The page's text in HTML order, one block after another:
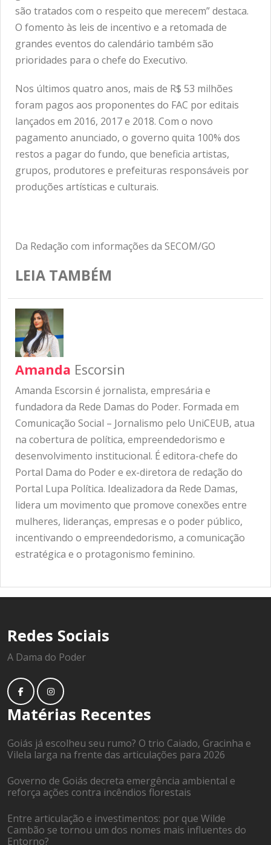
são tratados com o respeito que merecem” destaca.
O fomento às leis de incentivo e a retomada de
grandes eventos do calendário também são
prioridades para o chefe do Executivo.
Nos últimos quatro anos, mais de R$ 53 milhões
foram pagos aos proponentes do FAC por editais
lançados em 2016, 2017 e 2018. Com o novo
pagamento anunciado, o governo quita 100% dos
restos a pagar do fundo, que beneficia artistas,
grupos, produtores e prefeituras responsáveis por
produções artísticas e culturais.
Da Redação com informações da SECOM/GO
LEIA TAMBÉM
Amanda Escorsin
Amanda Escorsin é jornalista, empresária e
fundadora da Rede Damas do Poder. Formada em
Comunicação Social – Jornalismo pelo UniCEUB, atua
na cobertura de política, empreendedorismo e
desenvolvimento institucional. É editora-chefe do
Portal Dama do Poder e ex-diretora de redação do
Portal Lupa Política. Idealizadora da Rede Damas,
lidera um movimento que promove conexões entre
mulheres, lideranças, empresas e o poder público,
incentivando o empreendedorismo, a comunicação
estratégica e o protagonismo feminino.
Redes Sociais
A Dama do Poder
Matérias Recentes
Goiás já escolheu seu rumo? O trio Caiado, Gracinha e
Vilela larga na frente das articulações para 2026
Governo de Goiás decreta emergência ambiental e
reforça ações contra incêndios florestais
Entre articulação e investimentos: por que Wilde
Cambão se tornou um dos nomes mais influentes do
Entorno?